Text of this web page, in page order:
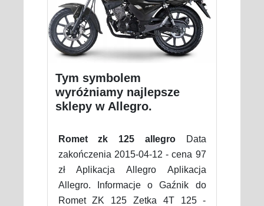
Tym symbolem
wyróżniamy najlepsze
sklepy w Allegro.
Romet zk 125 allegroData
zakończenia 2015-04-12 - cena 97
zł Aplikacja Allegro Aplikacja
Allegro. Informacje o Gaźnik do
Romet ZK 125 Zetka 4T 125 -